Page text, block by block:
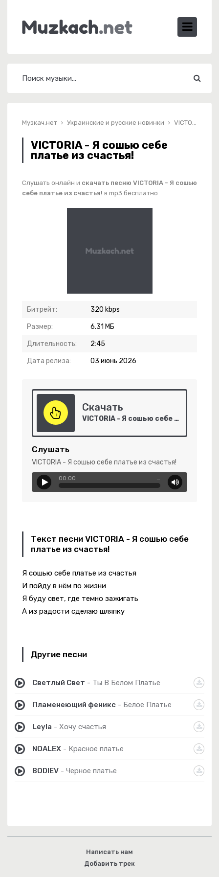
Музкач.нет Украинские и русские новинки VICTORIA - Я сошью себе платье из счастья!
VICTORIA - Я сошью себе
платье из счастья!
Слушать онлайн и скачать песню VICTORIA - Я сошью
себе платье из счастья! в mp3 бесплатно
Битрейт: 320 kbps
Размер: 6.31 МБ
Длительность: 2:45
Дата релиза: 03 июнь 2026
Скачать
VICTORIA - Я сошью себе платье из счастья!
Слушать
VICTORIA - Я сошью себе платье из счастья!
00:00 …
Текст песни VICTORIA - Я сошью себе
платье из счастья!
Я сошью себе платье из счастья
И пойду в нём по жизни
Я буду свет, где темно зажигать
А из радости сделаю шляпку
Другие песни
Светлый Свет - Ты В Белом Платье
Пламенеющий феникс - Белое Платье
Leyla - Хочу счастья
NOALEX - Красное платье
BODIEV - Черное платье
Написать нам
Добавить трек
От Жизни Всё
Ты одна, ты такая